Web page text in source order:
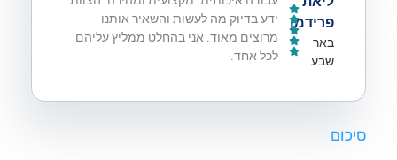
פרידמן
באר
שבע
ידע בדיוק מה לעשות והשאיר אותנו
מרוצים מאוד. אני בהחלט ממליץ עליהם
לכל אחד.​
סיכום